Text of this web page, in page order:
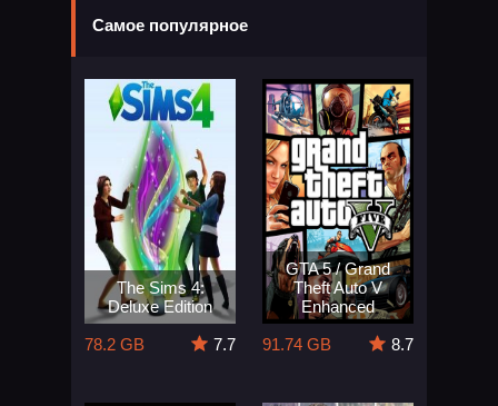
Самое популярное
The Sims 4:
Deluxe Edition
78.2 GB
7.7
GTA 5 / Grand
Theft Auto V
Enhanced
91.74 GB
8.7